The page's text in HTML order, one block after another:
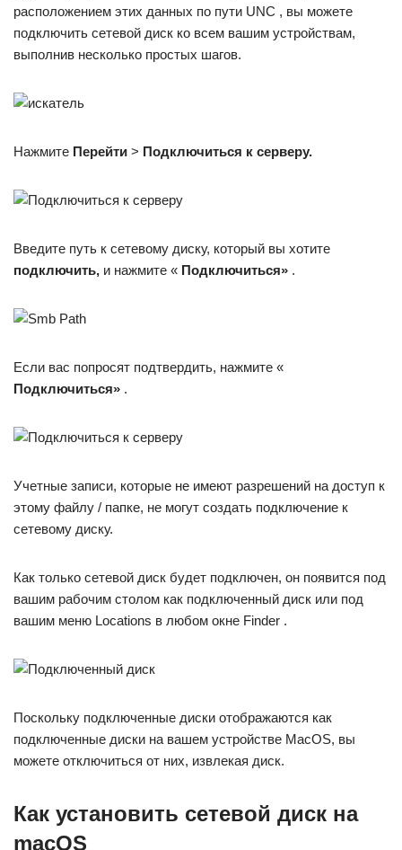
расположением этих данных по пути UNC , вы можете
подключить сетевой диск ко всем вашим устройствам,
выполнив несколько простых шагов.
Нажмите Перейти > Подключиться к серверу.
Введите путь к сетевому диску, который вы хотите
подключить, и нажмите « Подключиться» .
Если вас попросят подтвердить, нажмите «
Подключиться» .
Учетные записи, которые не имеют разрешений на доступ к
этому файлу / папке, не могут создать подключение к
сетевому диску.
Как только сетевой диск будет подключен, он появится под
вашим рабочим столом как подключенный диск или под
вашим меню Locations в любом окне Finder .
Поскольку подключенные диски отображаются как
подключенные диски на вашем устройстве MacOS, вы
можете отключиться от них, извлекая диск.
Как установить сетевой диск на
macOS